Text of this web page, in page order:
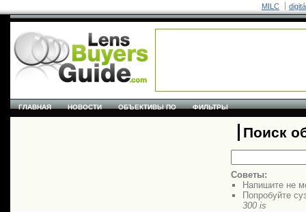
MILC
ГЛАВНАЯ НОВОСТИ ОБЪЕКТИВЫ ПО ФИЛЬТРЫ
Поиск
Советы:
Напишите не
Попробуйте
300 is